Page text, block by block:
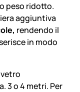
peso ridotto.
aggiuntiva
, rendendo il
in modo
3 o 4 metri. Per